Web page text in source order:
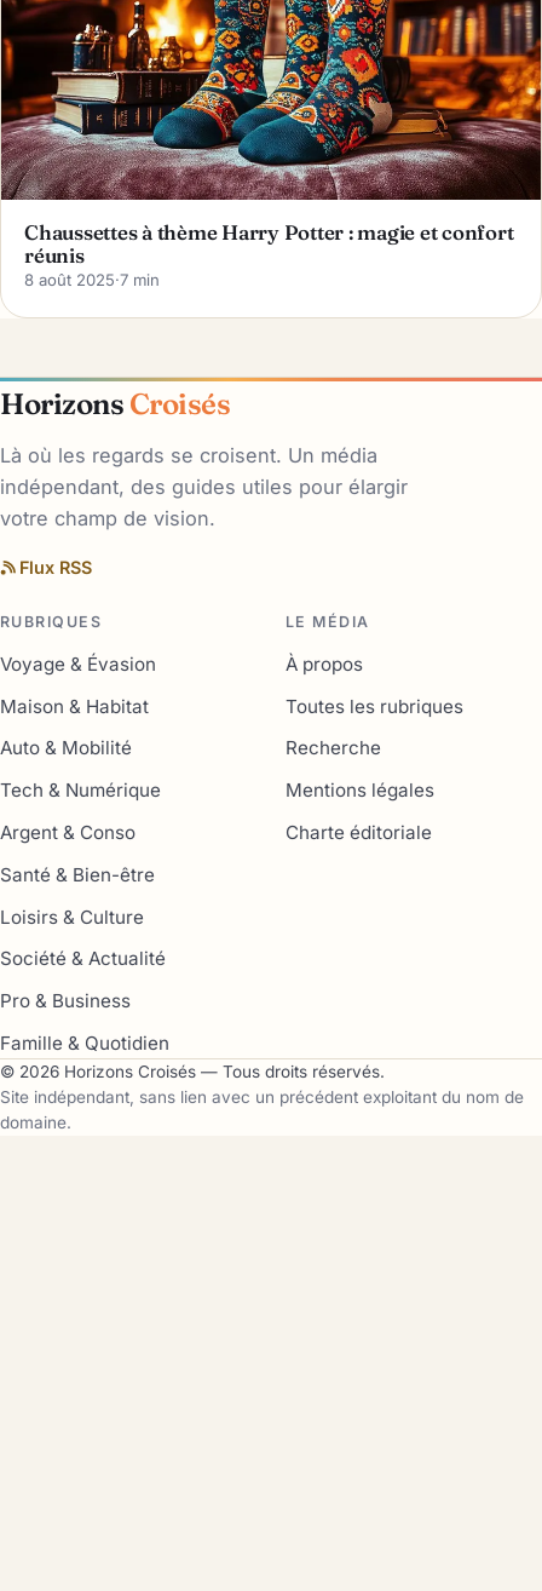
Chaussettes à thème Harry Potter : magie et confort
réunis
8 août 2025·7 min
Horizons Croisés
Là où les regards se croisent. Un média
indépendant, des guides utiles pour élargir
votre champ de vision.
Flux RSS
RUBRIQUES
Voyage & Évasion
Maison & Habitat
Auto & Mobilité
Tech & Numérique
Argent & Conso
Santé & Bien-être
Loisirs & Culture
Société & Actualité
Pro & Business
Famille & Quotidien
LE MÉDIA
À propos
Toutes les rubriques
Recherche
Mentions légales
Charte éditoriale
© 2026 Horizons Croisés — Tous droits réservés.
Site indépendant, sans lien avec un précédent exploitant du nom de
domaine.